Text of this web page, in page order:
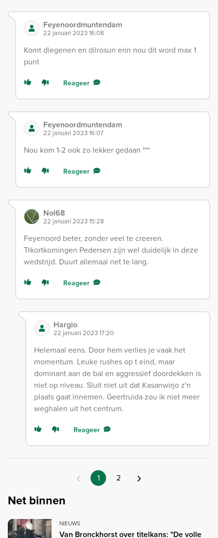
Feyenoordmuntendam
22 januari 2023 16:08
Komt diegenen en dilrosun erin nou dit word max 1
punt
Reageer
Feyenoordmuntendam
22 januari 2023 16:07
Nou kom 1-2 ook zo lekker gedaan ***
Reageer
Nol68
22 januari 2023 15:28
Feyenoord beter, zonder veel te creeren.
Trkortkomingen Pedersen zijn wel duidelijk in deze
wedstrijd. Duurt allemaal net te lang.
Reageer
Hargio
22 januari 2023 17:20
Helemaal eens. Door hem verlies je vaak het
momentum. Leuke rushes op t eind, maar
dominant aan de bal en aggressief doordekken is
niet op niveau. Sluit niet uit dat Kasanwirjo z'n
plaats gaat innemen. Geertruida zou ik niet meer
weghalen uit het centrum.
Reageer
‹ 1 2 ›
Net binnen
NIEUWS
Van Bronckhorst over titelkans: "De volle